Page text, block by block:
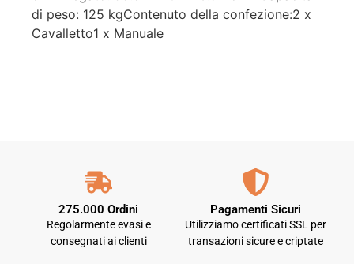
di peso: 125 kgContenuto della confezione:2 x
Cavalletto1 x Manuale
275.000 Ordini
Regolarmente evasi e
consegnati ai clienti
Pagamenti Sicuri
Utilizziamo certificati SSL per
transazioni sicure e criptate